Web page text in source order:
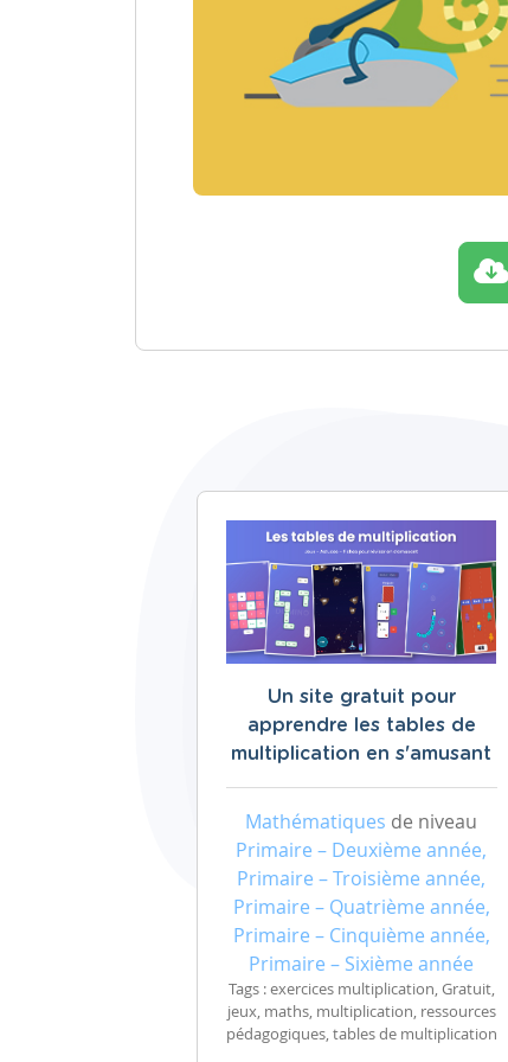
Un site gratuit pour
apprendre les tables de
multiplication en s'amusant
Mathématiques de niveau
Primaire – Deuxième année,
Primaire – Troisième année,
Primaire – Quatrième année,
Primaire – Cinquième année,
Primaire – Sixième année
Tags : exercices multiplication, Gratuit,
jeux, maths, multiplication, ressources
pédagogiques, tables de multiplication